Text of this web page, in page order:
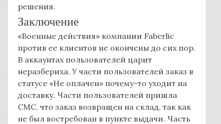
решения.
Заключение
«Военные действия» компании Faberlic
против ее клиентов не окончены до сих пор.
В аккаунтах пользователей царит
неразбериха. У части пользователей заказ в
статусе «Не оплачен» почему-то уходит на
доставку. Части пользователей пришла
СМС, что заказ возвращен на склад, так как
не был востребован в пункте выдачи. Часть